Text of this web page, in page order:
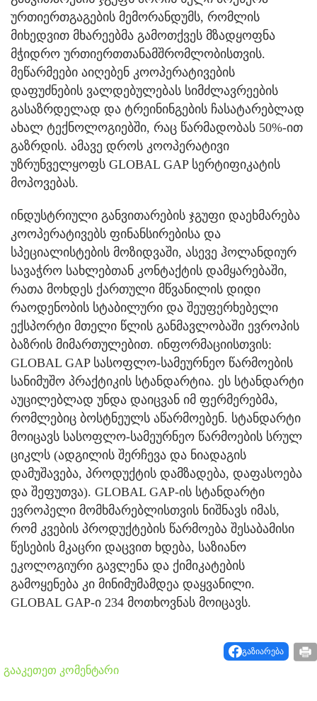
ურთიერთგაგების მემორანდუმს, რომლის
მიხედვით მხარეებმა გამოთქვეს მზადყოფნა
მჭიდრო ურთიერთთანამშრომლობისთვის.
მეწარმეები აიღებენ კოოპერატივების
დაფუძნების ვალდებულებას სიმძლავრეების
გასაზრდელად და ტრეინინგების ჩასატარებლად
ახალ ტექნოლოგიებში, რაც წარმადობას 50%-ით
გაზრდის. ამავე დროს კოოპერატივი
უზრუნველყოფს GLOBAL GAP სერტიფიკატის
მოპოვებას.
ინდუსტრიული განვითარების ჯგუფი დაეხმარება
კოოპერატივებს ფინანსირებისა და
სპეციალისტების მოზიდვაში, ასევე ჰოლანდიურ
სავაჭრო სახლებთან კონტაქტის დამყარებაში,
რათა მოხდეს ქართული მწვანილის დიდი
რაოდენობის სტაბილური და შეუფერხებელი
ექსპორტი მთელი წლის განმავლობაში ევროპის
ბაზრის მიმართულებით. ინფორმაციისთვის:
GLOBAL GAP სასოფლო-სამეურნეო წარმოების
სანიმუშო პრაქტიკის სტანდარტია. ეს სტანდარტი
აუცილებლად უნდა დაიცვან იმ ფერმერებმა,
რომლებიც ბოსტნეულს აწარმოებენ. სტანდარტი
მოიცავს სასოფლო-სამეურნეო წარმოების სრულ
ციკლს (ადგილის შერჩევა და ნიადაგის
დამუშავება, პროდუქტის დამზადება, დაფასოება
და შეფუთვა). GLOBAL GAP-ის სტანდარტი
ევროპელი მომხმარებლისთვის ნიშნავს იმას,
რომ კვების პროდუქტების წარმოება შესაბამისი
წესების მკაცრი დაცვით ხდება, საზიანო
ეკოლოგიური გავლენა და ქიმიკატების
გამოყენება კი მინიმუმამდეა დაყვანილი.
GLOBAL GAP-ი 234 მოთხოვნას მოიცავს.
გაზიარება
გააკეთეთ კომენტარი